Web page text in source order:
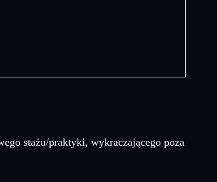
stażu/praktyki, wykraczającego poza